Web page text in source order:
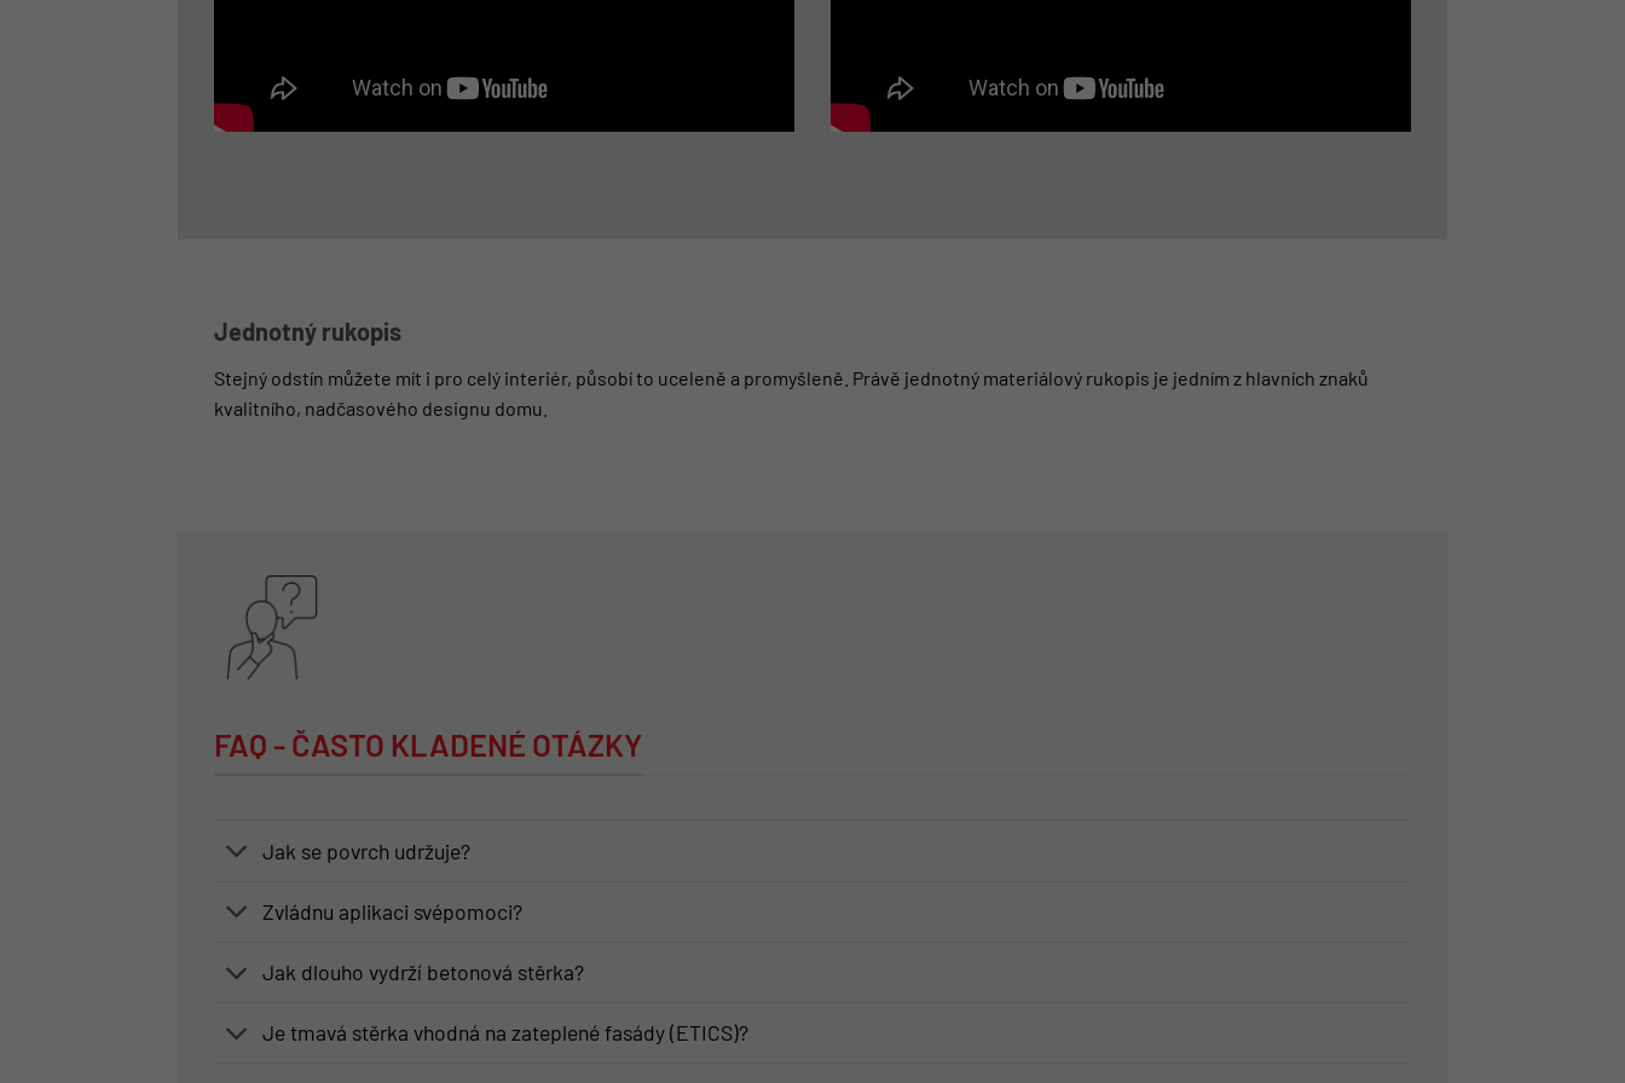
Jednotný rukopis
Stejný odstín můžete mít i pro celý interiér, působí to uceleně a promyšleně. Právě jednotný materiálový rukopis je jedním z hlavních znaků
kvalitního, nadčasového designu domu.
FAQ - ČASTO KLADENÉ OTÁZKY
Jak se povrch udržuje?
Zvládnu aplikaci svépomoci?
Jak dlouho vydrží betonová stěrka?
Je tmavá stěrka vhodná na zateplené fasády (ETICS)?